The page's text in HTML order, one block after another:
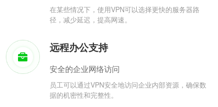
在某些情况下，使用VPN可以选择更快的服务器路
径，减少延迟，提高网速。
远程办公支持
安全的企业网络访问
员工可以通过VPN安全地访问企业内部资源，确保数
据的机密性和完整性。